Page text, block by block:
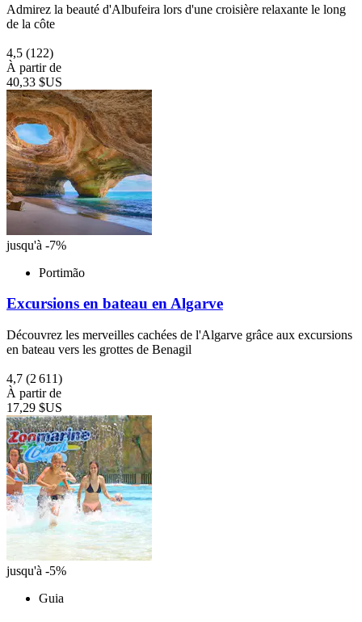
Admirez la beauté d'Albufeira lors d'une croisière relaxante le long
de la côte
4,5 (122)
À partir de
40,33 $US
jusqu'à -7%
Portimão
Excursions en bateau en Algarve
Découvrez les merveilles cachées de l'Algarve grâce aux excursions
en bateau vers les grottes de Benagil
4,7 (2 611)
À partir de
17,29 $US
jusqu'à -5%
Guia